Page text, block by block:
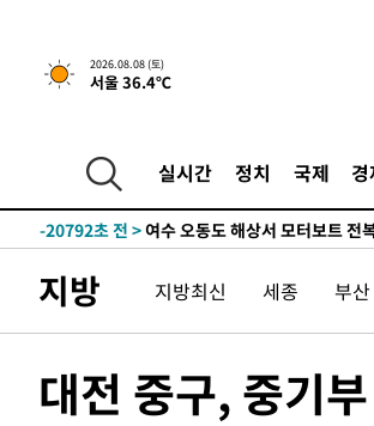
2026.08.08 (토)
서울 36.4℃
실시간 정치 국제
1시간 전 >[속보]뉴욕증시 상승 마감…S&P
-30065초 전 >강릉에 시간당 81.4㎜ 물폭탄…도
-23882초 전 >
선재도서 해루질 나섰다 실종
-21416초 전 >
-20792초 전 >여수 오동도 해상서 모터보트
주 날씨]
-14037초 전 >
축구협회 "압수수색·성접대
-12554초 전 >[속보]'압수수색·성접대 논란'
1시간 전 >[속보]뉴욕증시 상승 마감…S&P
지방 지방최신 세종 부산
대전 중구, 중기